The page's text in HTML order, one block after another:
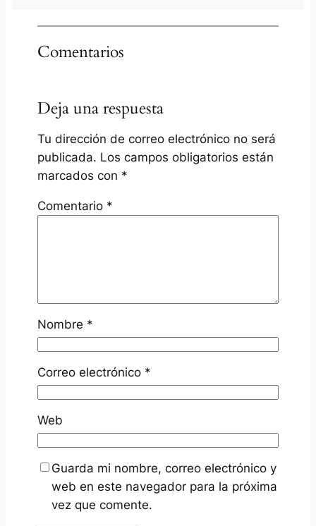
Comentarios
Deja una respuesta
Tu dirección de correo electrónico no será
publicada. Los campos obligatorios están
marcados con *
Comentario *
Nombre *
Correo electrónico *
Web
Guarda mi nombre, correo electrónico y
web en este navegador para la próxima
vez que comente.